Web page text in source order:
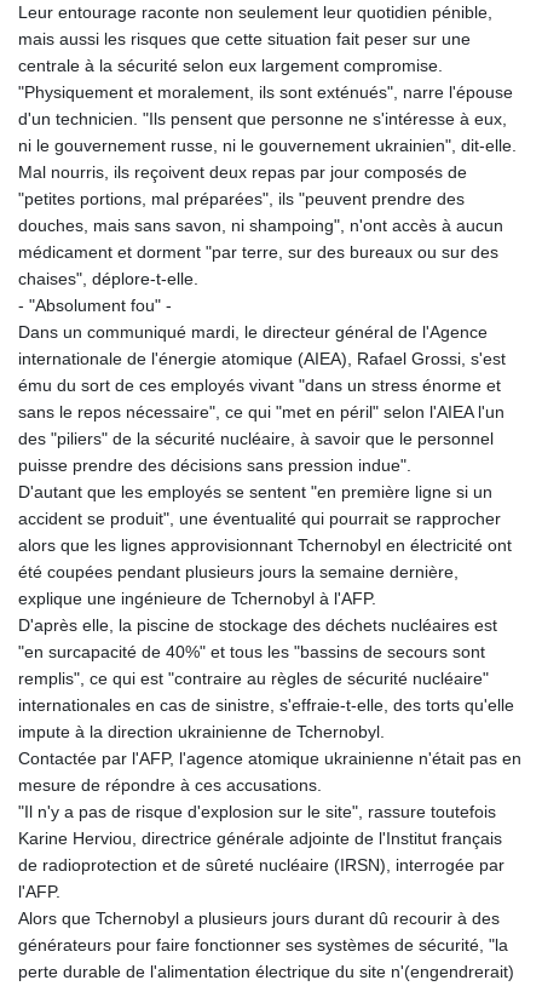
Leur entourage raconte non seulement leur quotidien pénible,
mais aussi les risques que cette situation fait peser sur une
centrale à la sécurité selon eux largement compromise.
"Physiquement et moralement, ils sont exténués", narre l'épouse
d'un technicien. "Ils pensent que personne ne s'intéresse à eux,
ni le gouvernement russe, ni le gouvernement ukrainien", dit-elle.
Mal nourris, ils reçoivent deux repas par jour composés de
"petites portions, mal préparées", ils "peuvent prendre des
douches, mais sans savon, ni shampoing", n'ont accès à aucun
médicament et dorment "par terre, sur des bureaux ou sur des
chaises", déplore-t-elle.
- "Absolument fou" -
Dans un communiqué mardi, le directeur général de l'Agence
internationale de l'énergie atomique (AIEA), Rafael Grossi, s'est
ému du sort de ces employés vivant "dans un stress énorme et
sans le repos nécessaire", ce qui "met en péril" selon l'AIEA l'un
des "piliers" de la sécurité nucléaire, à savoir que le personnel
puisse prendre des décisions sans pression indue".
D'autant que les employés se sentent "en première ligne si un
accident se produit", une éventualité qui pourrait se rapprocher
alors que les lignes approvisionnant Tchernobyl en électricité ont
été coupées pendant plusieurs jours la semaine dernière,
explique une ingénieure de Tchernobyl à l'AFP.
D'après elle, la piscine de stockage des déchets nucléaires est
"en surcapacité de 40%" et tous les "bassins de secours sont
remplis", ce qui est "contraire au règles de sécurité nucléaire"
internationales en cas de sinistre, s'effraie-t-elle, des torts qu'elle
impute à la direction ukrainienne de Tchernobyl.
Contactée par l'AFP, l'agence atomique ukrainienne n'était pas en
mesure de répondre à ces accusations.
"Il n'y a pas de risque d'explosion sur le site", rassure toutefois
Karine Herviou, directrice générale adjointe de l'Institut français
de radioprotection et de sûreté nucléaire (IRSN), interrogée par
l'AFP.
Alors que Tchernobyl a plusieurs jours durant dû recourir à des
générateurs pour faire fonctionner ses systèmes de sécurité, "la
perte durable de l'alimentation électrique du site n'(engendrerait)